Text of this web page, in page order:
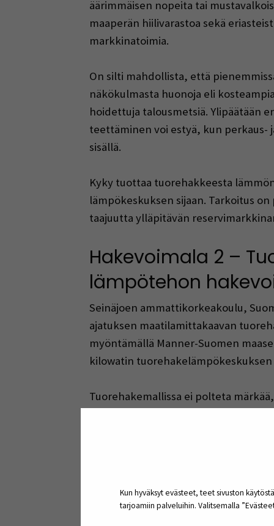
Kun hyväksyt evästeet, teet sivuston
tarjoamiin palveluihin. Valitsemalla
äärimmäisen nopeita tai
maaperän hiilivarastoa sekä
markkinatoimia.
On silti mahdollista, että
näkökulmasta huonoja eli
hoidettuja talousmetsiä. Ylipäätään
teettäminen voi estyä, kun
sisällä.
Kyky tuottaa tuorehakkeesta
lämpökeskuksen sijaan. Tarkoitus
taajuutta ylläpitävän
Hakevoimala 2 –
lämpötehon
Seinäjoen ammattikorkeakoulu,
ajatuksen maatilamittakaavan
myöntämällä Manner-Suomen
kilowatin
Tuorehakemallissa ei polteta